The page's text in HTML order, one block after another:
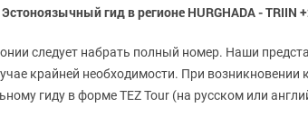
гид в регионе HURGHADA - TRIIN
следует набрать полный номер. Наши
крайней необходимости. При
гиду в форме TEZ Tour (на русском или